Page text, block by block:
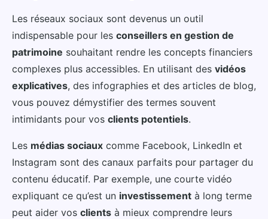
Les réseaux sociaux sont devenus un outil
indispensable pour les conseillers en gestion de
patrimoine souhaitant rendre les concepts financiers
complexes plus accessibles. En utilisant des vidéos
explicatives, des infographies et des articles de blog,
vous pouvez démystifier des termes souvent
intimidants pour vos clients potentiels.
Les médias sociaux comme Facebook, LinkedIn et
Instagram sont des canaux parfaits pour partager du
contenu éducatif. Par exemple, une courte vidéo
expliquant ce qu’est un investissement à long terme
peut aider vos clients à mieux comprendre leurs